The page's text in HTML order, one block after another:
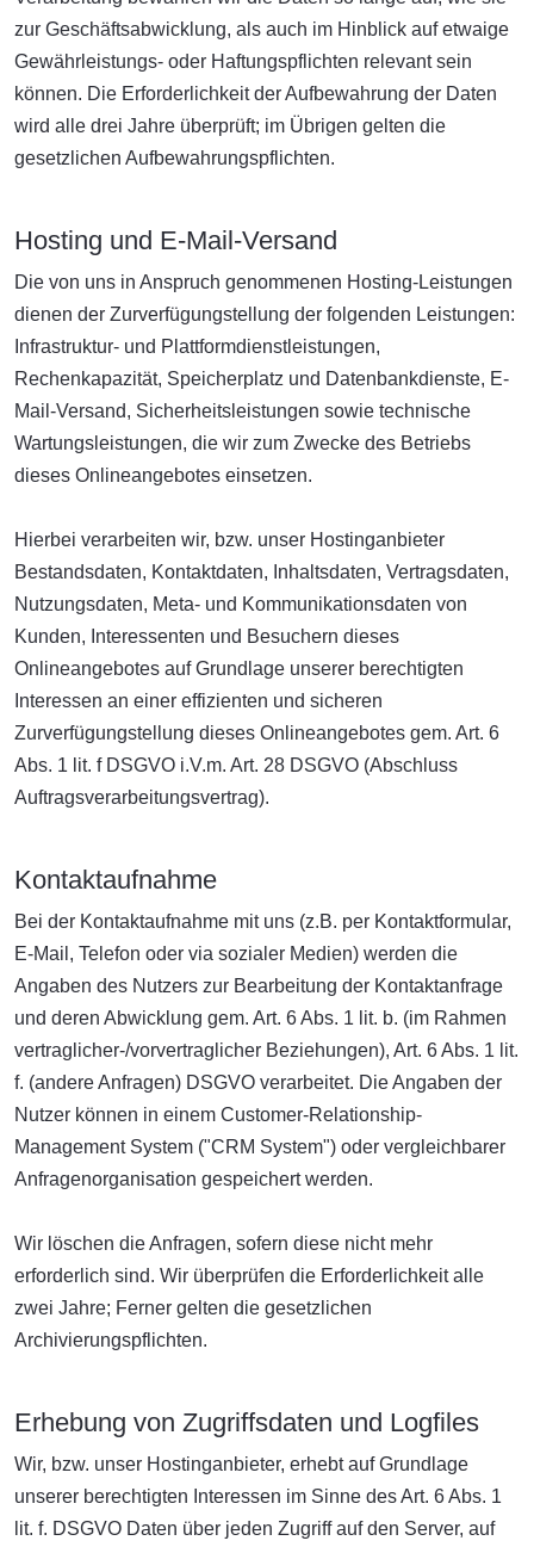
zur Geschäftsabwicklung, als auch im Hinblick auf etwaige
Gewährleistungs- oder Haftungspflichten relevant sein
können. Die Erforderlichkeit der Aufbewahrung der Daten
wird alle drei Jahre überprüft; im Übrigen gelten die
gesetzlichen Aufbewahrungspflichten.
Hosting und E-Mail-Versand
Die von uns in Anspruch genommenen Hosting-Leistungen
dienen der Zurverfügungstellung der folgenden Leistungen:
Infrastruktur- und Plattformdienstleistungen,
Rechenkapazität, Speicherplatz und Datenbankdienste, E-
Mail-Versand, Sicherheitsleistungen sowie technische
Wartungsleistungen, die wir zum Zwecke des Betriebs
dieses Onlineangebotes einsetzen.
Hierbei verarbeiten wir, bzw. unser Hostinganbieter
Bestandsdaten, Kontaktdaten, Inhaltsdaten, Vertragsdaten,
Nutzungsdaten, Meta- und Kommunikationsdaten von
Kunden, Interessenten und Besuchern dieses
Onlineangebotes auf Grundlage unserer berechtigten
Interessen an einer effizienten und sicheren
Zurverfügungstellung dieses Onlineangebotes gem. Art. 6
Abs. 1 lit. f DSGVO i.V.m. Art. 28 DSGVO (Abschluss
Auftragsverarbeitungsvertrag).
Kontaktaufnahme
Bei der Kontaktaufnahme mit uns (z.B. per Kontaktformular,
E-Mail, Telefon oder via sozialer Medien) werden die
Angaben des Nutzers zur Bearbeitung der Kontaktanfrage
und deren Abwicklung gem. Art. 6 Abs. 1 lit. b. (im Rahmen
vertraglicher-/vorvertraglicher Beziehungen), Art. 6 Abs. 1 lit.
f. (andere Anfragen) DSGVO verarbeitet. Die Angaben der
Nutzer können in einem Customer-Relationship-
Management System ("CRM System") oder vergleichbarer
Anfragenorganisation gespeichert werden.
Wir löschen die Anfragen, sofern diese nicht mehr
erforderlich sind. Wir überprüfen die Erforderlichkeit alle
zwei Jahre; Ferner gelten die gesetzlichen
Archivierungspflichten.
Erhebung von Zugriffsdaten und Logfiles
Wir, bzw. unser Hostinganbieter, erhebt auf Grundlage
unserer berechtigten Interessen im Sinne des Art. 6 Abs. 1
lit. f. DSGVO Daten über jeden Zugriff auf den Server, auf